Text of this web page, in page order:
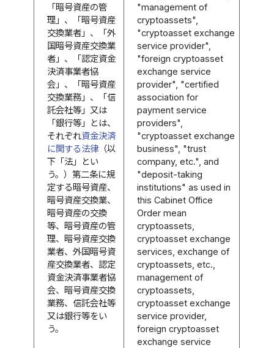
「暗号資産の管
理」、「暗号資産
交換業者」、「外
国暗号資産交換業
者」、「認定資金
決済事業者協
会」、「暗号資産
交換業務」、「信
託会社等」又は
「銀行等」とは、
それぞれ資金決済
に関する法律（以
下「法」とい
う。）第二条に規
定する暗号資産、
暗号資産交換業、
暗号資産の交換
等、暗号資産の管
理、暗号資産交換
業者、外国暗号資
産交換業者、認定
資金決済事業者協
会、暗号資産交換
業務、信託会社等
又は銀行等をい
う。
"management of
cryptoassets",
"cryptoasset exchange
service provider",
"foreign cryptoasset
exchange service
provider", "certified
association for
payment service
providers",
"cryptoasset exchange
business", "trust
company, etc.", and
"deposit-taking
institutions" as used in
this Cabinet Office
Order mean
cryptoassets,
cryptoasset exchange
services, exchange of
cryptoassets, etc.,
management of
cryptoassets,
cryptoasset exchange
service provider,
foreign cryptoasset
exchange service